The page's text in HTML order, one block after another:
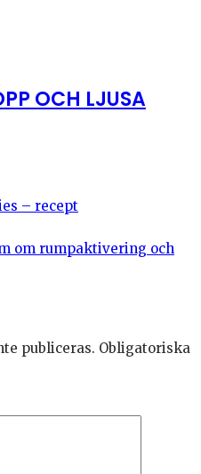
OCH LJUSA
– recept
om rumpaktivering och
publiceras. Obligatoriska